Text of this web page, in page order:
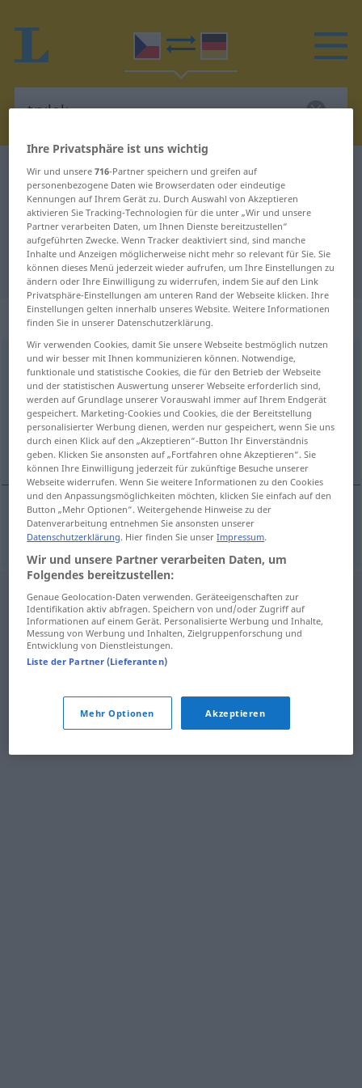
Tschechisch-Deutsch Wörterbuch trylek
Tschechisch-Deutsch Übersetzung
für "trylek"
"trylek" Deutsch Übersetzung
„trylek“: maskulin
trylek m <-lk->
Übersicht aller Übersetzungen
(Für mehr Details die Übersetzung anklicken/antippen)
Triller
Trillerm trylek
Ihre Privatsphäre ist uns wichtig
Wir und unsere716-Partner speichern und greifen auf
personenbezogene Daten wie Browserdaten oder eindeutige
Kennungen auf Ihrem Gerät zu. Durch Auswahl von Akzeptieren
aktivieren Sie Tracking-Technologien für die unter „Wir und unsere
Partner verarbeiten Daten, um Ihnen Dienste bereitzustellen“
aufgeführten Zwecke. Wenn Tracker deaktiviert sind, sind manche
Inhalte und Anzeigen möglicherweise nicht mehr so relevant für Sie. Sie
können dieses Menü jederzeit wieder aufrufen, um Ihre Einstellungen zu
ändern oder Ihre Einwilligung zu widerrufen, indem Sie auf den Link
Privatsphäre-Einstellungen am unteren Rand der Webseite klicken. Ihre
Einstellungen gelten innerhalb unseres Website. Weitere Informationen
finden Sie in unserer Datenschutzerklärung.
Wir verwenden Cookies, damit Sie unsere Webseite bestmöglich nutzen
und wir besser mit Ihnen kommunizieren können. Notwendige,
funktionale und statistische Cookies, die für den Betrieb der Webseite
und der statistischen Auswertung unserer Webseite erforderlich sind,
werden auf Grundlage unserer Vorauswahl immer auf Ihrem Endgerät
gespeichert. Marketing-Cookies und Cookies, die der Bereitstellung
personalisierter Werbung dienen, werden nur gespeichert, wenn Sie uns
durch einen Klick auf den „Akzeptieren“-Button Ihr Einverständnis
geben. Klicken Sie ansonsten auf „Fortfahren ohne Akzeptieren“. Sie
können Ihre Einwilligung jederzeit für zukünftige Besuche unserer
Webseite widerrufen. Wenn Sie weitere Informationen zu den Cookies
und den Anpassungsmöglichkeiten möchten, klicken Sie einfach auf den
Button „Mehr Optionen“. Weitergehende Hinweise zu der
Datenverarbeitung entnehmen Sie ansonsten unserer
Datenschutzerklärung. Hier finden Sie unserImpressum.
Wir und unsere Partner verarbeiten Daten, um
Folgendes bereitzustellen:
Genaue Geolocation-Daten verwenden. Geräteeigenschaften zur
Identifikation aktiv abfragen. Speichern von und/oder Zugriff auf
Informationen auf einem Gerät. Personalisierte Werbung und Inhalte,
Messung von Werbung und Inhalten, Zielgruppenforschung und
Entwicklung von Dienstleistungen.
Liste der Partner (Lieferanten)
Mehr Optionen Akzeptieren